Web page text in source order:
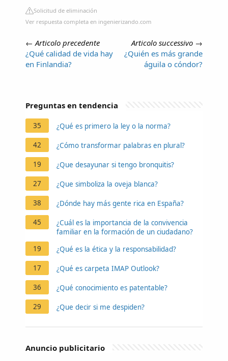
Solicitud de eliminación
Ver respuesta completa en ingenierizando.com
← Articolo precedente
¿Qué calidad de vida hay
en Finlandia?
Articolo successivo →
¿Quién es más grande
águila o cóndor?
Preguntas en tendencia
35 ¿Qué es primero la ley o la norma?
42 ¿Cómo transformar palabras en plural?
19 ¿Que desayunar si tengo bronquitis?
27 ¿Que simboliza la oveja blanca?
38 ¿Dónde hay más gente rica en España?
45
¿Cuál es la importancia de la convivencia
familiar en la formación de un ciudadano?
19
¿Qué es la ética y la responsabilidad?
17 ¿Qué es carpeta IMAP Outlook?
36 ¿Qué conocimiento es patentable?
29 ¿Que decir si me despiden?
Anuncio publicitario